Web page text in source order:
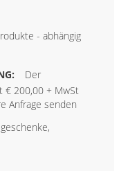
- abhängig
Der
€ 200,00 + MwSt
Anfrage senden